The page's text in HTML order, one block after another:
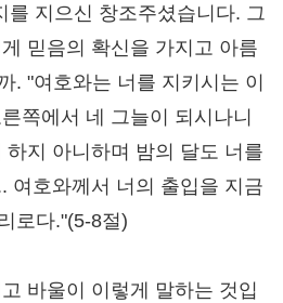
를 지으신 창조주셨습니다. 그
믿음의 확신을 가지고 아름
. "여호와는 너를 지키시는 이
쪽에서 네 그늘이 되시나니
하지 아니하며 밤의 달도 너를
여호와께서 너의 출입을 지금
로다."(5-8절)
바울이 이렇게 말하는 것입